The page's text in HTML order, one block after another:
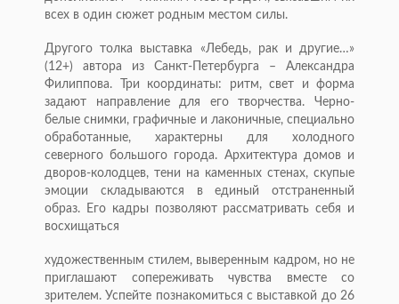
всех в один сюжет родным местом силы.
Другого толка выставка «Лебедь, рак и другие…»
(12+) автора из Санкт-Петербурга – Александра
Филиппова. Три координаты: ритм, свет и форма
задают направление для его творчества. Черно-
белые снимки, графичные и лаконичные, специально
обработанные, характерны для холодного
северного большого города. Архитектура домов и
дворов-колодцев, тени на каменных стенах, скупые
эмоции складываются в единый отстраненный
образ. Его кадры позволяют рассматривать себя и
восхищаться
художественным стилем, выверенным кадром, но не
приглашают сопереживать чувства вместе со
зрителем. Успейте познакомиться с выставкой до 26